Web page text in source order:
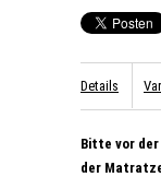
Details
Bitte vor der
der